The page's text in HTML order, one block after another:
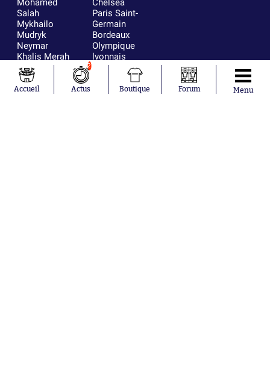
Mohamed
Salah
Mykhailo
Mudryk
Neymar
Khalis Merah
Loïs Openda
Moussa
Niakhaté
Chelsea
Paris Saint-
Germain
Bordeaux
Olympique
lyonnais
FIFA
Real Madrid
RC Strasbourg
Accueil
2
Actus Boutique Forum Menu